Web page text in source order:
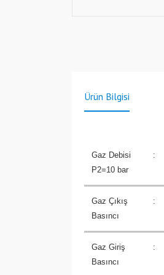
Ürün Bilgisi
Gaz Debisi
P2=10 bar
:
Gaz Çıkış
Basıncı
:
Gaz Giriş
Basıncı
: